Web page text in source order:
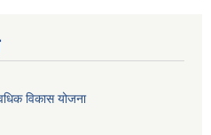
विकास योजना